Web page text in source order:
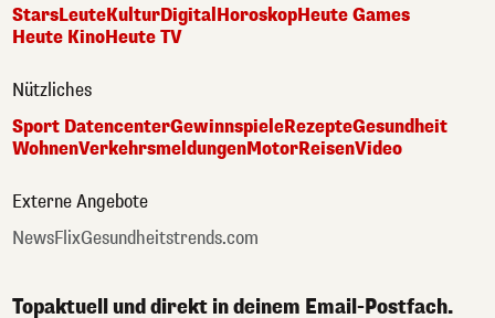
StarsLeuteKulturDigital HoroskopHeute Games
Heute KinoHeute TV
Nützliches
Sport DatencenterGewinnspieleRezepteGesundheit
WohnenVerkehrsmeldungenMotorReisenVideo
Externe Angebote
NewsFlixGesundheitstrends.com
Topaktuell und direkt in deinem Email-Postfach.